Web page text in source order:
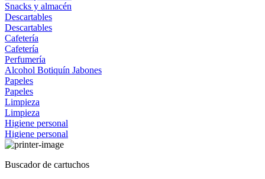
Snacks y almacén
Descartables
Descartables
Cafetería
Cafetería
Perfumería
Alcohol Botiquín Jabones
Papeles
Papeles
Limpieza
Limpieza
Higiene personal
Higiene personal
Buscador de cartuchos